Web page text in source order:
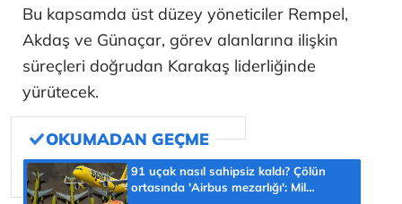
Bu kapsamda üst düzey yöneticiler Rempel,
Akdaş ve Günaçar, görev alanlarına ilişkin
süreçleri doğrudan Karakaş liderliğinde
yürütecek.
91 uçak nasıl sahipsiz kaldı? Çölün
ortasında 'Airbus mezarlığı': Mil